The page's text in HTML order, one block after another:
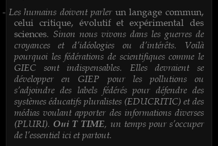
- Les humains doivent parler un langage commun,
celui critique, évolutif et expérimental des
sciences. Sinon nous vivons dans les guerres de
croyances et d’idéologies ou d’intérêts. Voilà
pourquoi les fédérations de scientifiques comme le
GIEC sont indispensables. Elles devraient se
développer en GIEP pour les pollutions ou
s’adjoindre des labels fédérés pour défendre des
systèmes éducatifs pluralistes (EDUCRITIC) et des
médias voulant apporter des informations diverses
(PLURI). Oui T TIME, un temps pour s’occuper
de l’essentiel ici et partout.